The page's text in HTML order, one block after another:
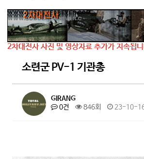
2차대전사 사진 및 영상자료 추가가 지속됩
소련군 PV-1 기관총
GIRANG
0건
846회 23-10-